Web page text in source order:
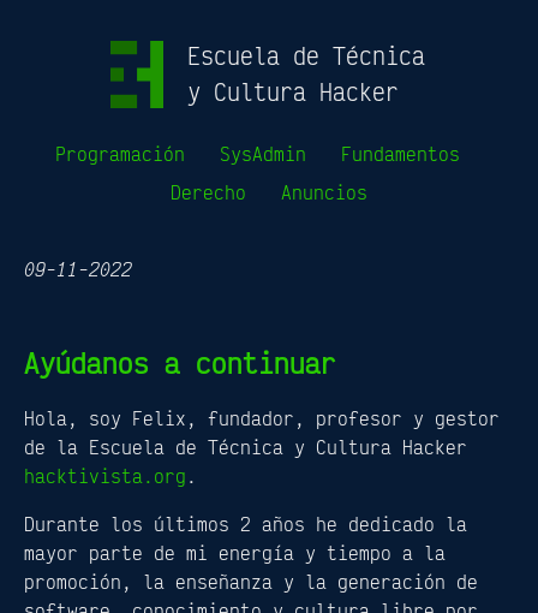
Escuela de Técnica
y Cultura Hacker
Programación SysAdmin
Fundamentos
Derecho
Anuncios
09-11-2022
Ayúdanos a continuar
Hola, soy Felix, fundador, profesor y gestor
de la Escuela de Técnica y Cultura Hacker
hacktivista.org .
Durante los últimos 2 años he dedicado la
mayor parte de mi energía y tiempo a la
promoción, la enseñanza y la generación de